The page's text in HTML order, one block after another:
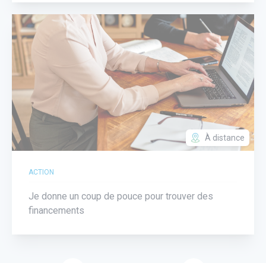
À distance
ACTION
Je donne un coup de pouce pour trouver des
financements